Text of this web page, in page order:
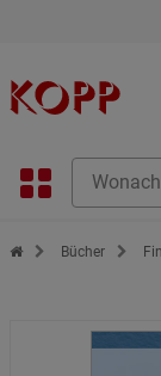
Zur Startseite des
Bücher